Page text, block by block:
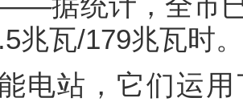
兆瓦/179兆瓦时。
电站，它们运